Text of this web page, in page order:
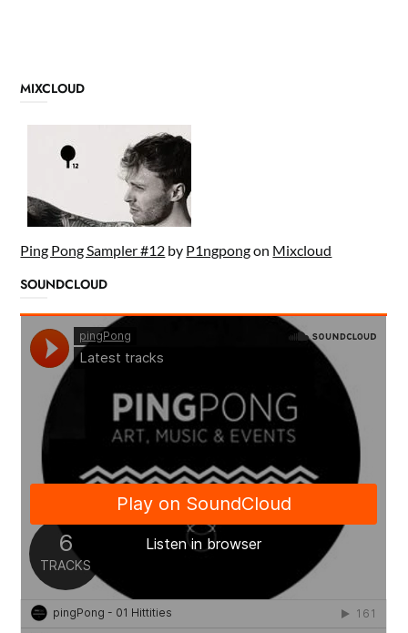
MIXCLOUD
Ping Pong Sampler #12 by P1ngpongon Mixcloud
SOUNDCLOUD